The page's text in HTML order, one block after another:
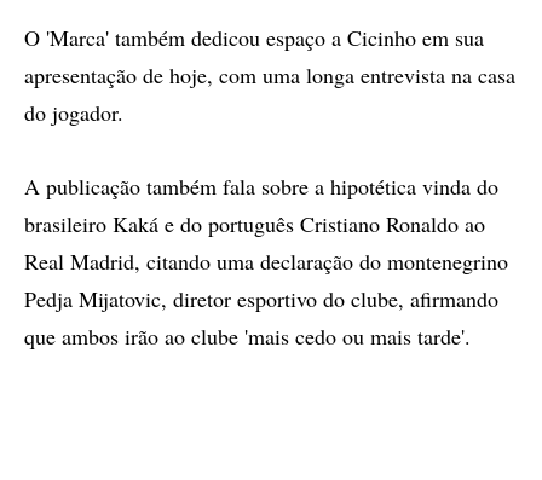
O 'Marca' também dedicou espaço a Cicinho em sua
apresentação de hoje, com uma longa entrevista na casa
do jogador.
A publicação também fala sobre a hipotética vinda do
brasileiro Kaká e do português Cristiano Ronaldo ao
Real Madrid, citando uma declaração do montenegrino
Pedja Mijatovic, diretor esportivo do clube, afirmando
que ambos irão ao clube 'mais cedo ou mais tarde'.